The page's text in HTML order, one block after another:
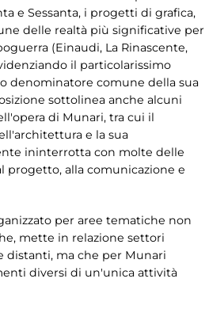
e Sessanta, i progetti di grafica,
delle realtà più significative per
(Einaudi, La Rinascente,
il particolarissimo
denominatore comune della sua
sottolinea anche alcuni
di Munari, tra cui il
e la sua
ininterrotta con molte delle
progetto, alla comunicazione e
per aree tematiche non
mette in relazione settori
ma che per Munari
diversi di un'unica attività